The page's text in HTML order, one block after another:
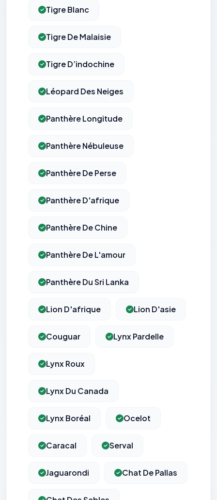
Tigre Blanc
Tigre De Malaisie
Tigre D’indochine
Léopard Des Neiges
Panthère Longitude
Panthère Nébuleuse
Panthère De Perse
Panthère D'afrique
Panthère De Chine
Panthère De L'amour
Panthère Du Sri Lanka
Lion D'afrique Lion D'asie
Couguar Lynx Pardelle
Lynx Roux
Lynx Du Canada
Lynx Boréal Ocelot
Caracal Serval
Jaguarondi Chat De Pallas